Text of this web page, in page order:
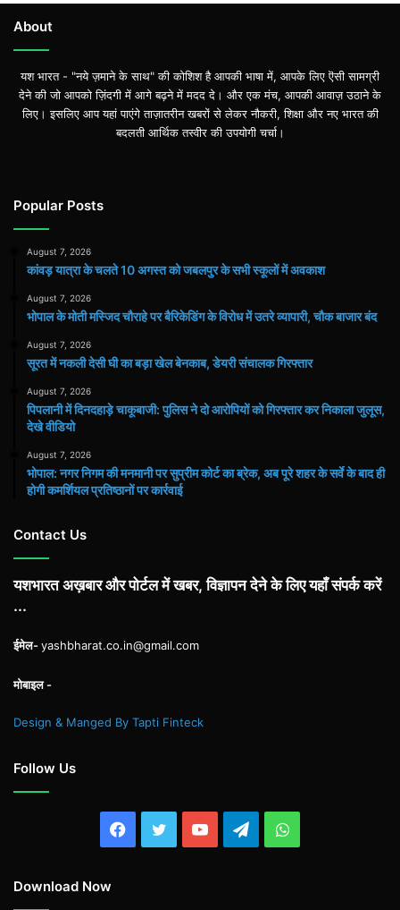
About
यश भारत - "नये ज़माने के साथ" की कोशिश है आपकी भाषा में, आपके लिए ऎसी सामग्री
देने की जो आपको ज़िंदगी में आगे बढ़ने में मदद दे। और एक मंच, आपकी आवाज़ उठाने के
लिए। इसलिए आप यहां पाएंगे ताज़ातरीन खबरों से लेकर नौकरी, शिक्षा और नए भारत की
बदलती आर्थिक तस्वीर की उपयोगी चर्चा।
Popular Posts
August 7, 2026
कांवड़ यात्रा के चलते 10 अगस्त को जबलपुर के सभी स्कूलों में अवकाश
August 7, 2026
भोपाल के मोती मस्जिद चौराहे पर बैरिकेडिंग के विरोध में उतरे व्यापारी, चौक बाजार बंद
August 7, 2026
सूरत में नकली देसी घी का बड़ा खेल बेनकाब, डेयरी संचालक गिरफ्तार
August 7, 2026
पिपलानी में दिनदहाड़े चाकूबाजी: पुलिस ने दो आरोपियों को गिरफ्तार कर निकाला जुलूस,
देखे वीडियो
August 7, 2026
भोपाल: नगर निगम की मनमानी पर सुप्रीम कोर्ट का ब्रेक, अब पूरे शहर के सर्वे के बाद ही
होगी कमर्शियल प्रतिष्ठानों पर कार्रवाई
Contact Us
यशभारत अख़बार और पोर्टल में खबर, विज्ञापन देने के लिए यहाँ संपर्क करें
...
ईमेल-yashbharat.co.in@gmail.com
मोबाइल -
Design & Manged By Tapti Finteck
Follow Us
Facebook
TwitterYouTubeTelegramWhatsApp
Download Now